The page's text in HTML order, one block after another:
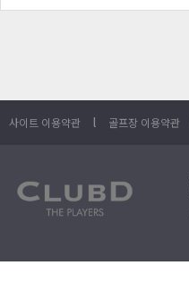
사이트 이용약관 l 골프장 이용약관